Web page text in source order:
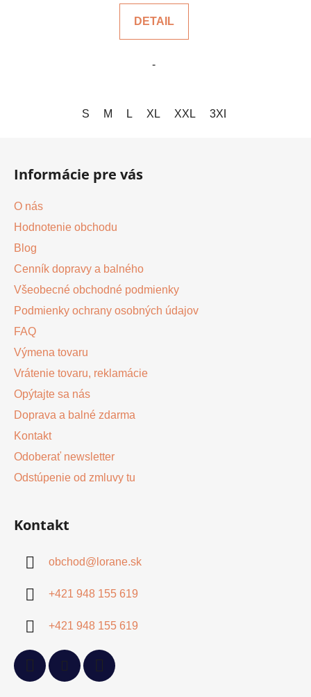
DETAIL
-
S M L XL XXL 3XL
Informácie pre vás
O nás
Hodnotenie obchodu
Blog
Cenník dopravy a balného
Všeobecné obchodné podmienky
Podmienky ochrany osobných údajov
FAQ
Výmena tovaru
Vrátenie tovaru, reklamácie
Opýtajte sa nás
Doprava a balné zdarma
Kontakt
Odoberať newsletter
Odstúpenie od zmluvy tu
Kontakt
obchod@ lorane.sk
+421 948 155 619
+421 948 155 619